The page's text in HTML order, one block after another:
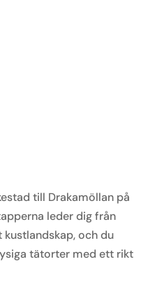
till Drakamöllan på
leder dig från
och du
tätorter med ett rikt